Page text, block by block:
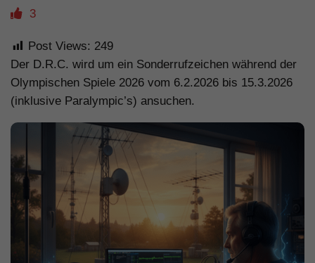
3
Post Views: 249
Der D.R.C. wird um ein Sonderrufzeichen während der
Olympischen Spiele 2026 vom 6.2.2026 bis 15.3.2026
(inklusive Paralympic’s) ansuchen.